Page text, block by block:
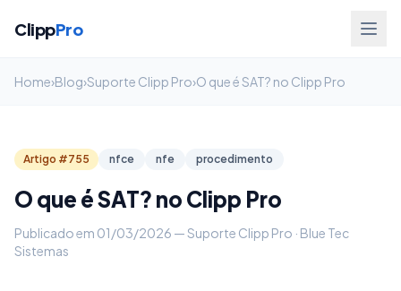
ClippPro
Home›Blog›Suporte Clipp Pro›O que é SAT? no Clipp Pro
Artigo #755 nfce nfe procedimento
O que é SAT? no Clipp Pro
Publicado em 01/03/2026 — Suporte Clipp Pro · Blue Tec
Sistemas